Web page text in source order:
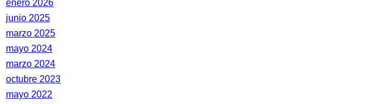
enero 2026
junio 2025
marzo 2025
mayo 2024
marzo 2024
octubre 2023
mayo 2022